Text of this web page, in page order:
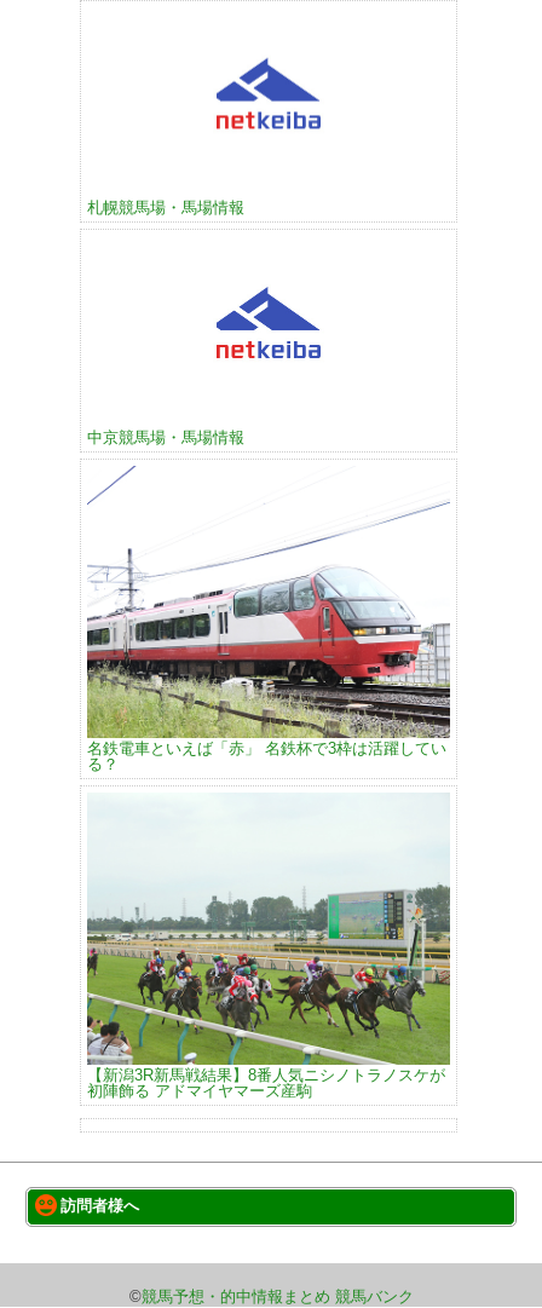
札幌競馬場・馬場情報
中京競馬場・馬場情報
名鉄電車といえば「赤」 名鉄杯で3枠は活躍してい
る？
【新潟3R新馬戦結果】8番人気ニシノトラノスケが
初陣飾る アドマイヤマーズ産駒
訪問者様へ
お問い合わせ©競馬予想・的中情報まとめ 競馬バンク